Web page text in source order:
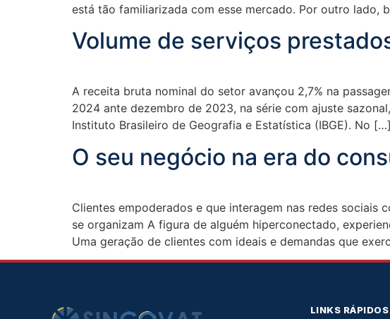
está tão familiarizada com esse mercado. Por outro lado,
Volume de serviços
A receita bruta nominal do setor avançou 2,7% na
2024 ante dezembro de 2023, na série com ajuste
Instituto Brasileiro de Geografia e Estatística (IBGE). No […]
O seu negócio na era do
Clientes empoderados e que interagem nas redes sociais
se organizam A figura de alguém hiperconectado,
Uma geração de clientes com ideais e demandas que
LINKS RÁPIDOS